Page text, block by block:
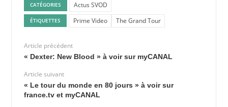
CATÉGORIES Actus SVOD
ÉTIQUETTES Prime Video The Grand Tour
Article précédent
« Dexter: New Blood » à voir sur myCANAL
Article suivant
« Le tour du monde en 80 jours » à voir sur
france.tv et myCANAL